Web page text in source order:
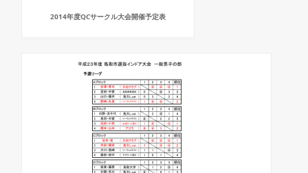
2014年度QCサークル大会開催予定表